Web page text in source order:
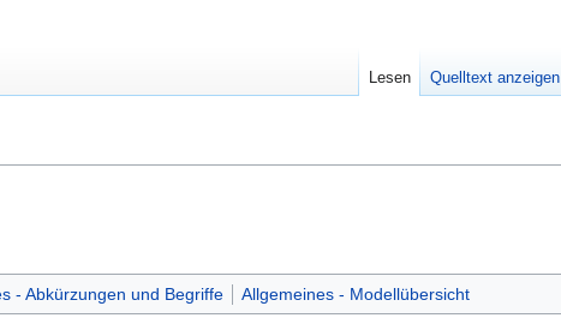
- Abkürzungen und Begriffe Allgemeines - Modellübersicht
Lesen Quelltext anzeigen